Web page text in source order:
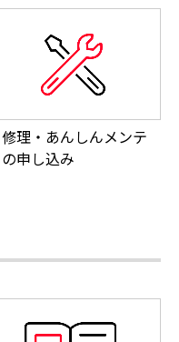
修理・あんしんメンテ
の申し込み